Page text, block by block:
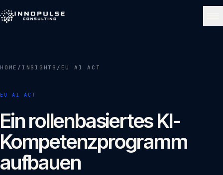
Über uns 02
Leistungen
HOME / INSIGHTS / EU AI ACT
EU AI ACT
Ein rollenbasiertes KI-
Kompetenzprogramm
aufbauen